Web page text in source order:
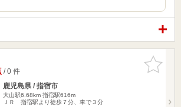
お気に入
りに追加
/ 0 件
鹿児島県 / 指宿市
大山駅6.68km 指宿駅616m
ＪＲ 指宿駅より徒歩７分、車で３分